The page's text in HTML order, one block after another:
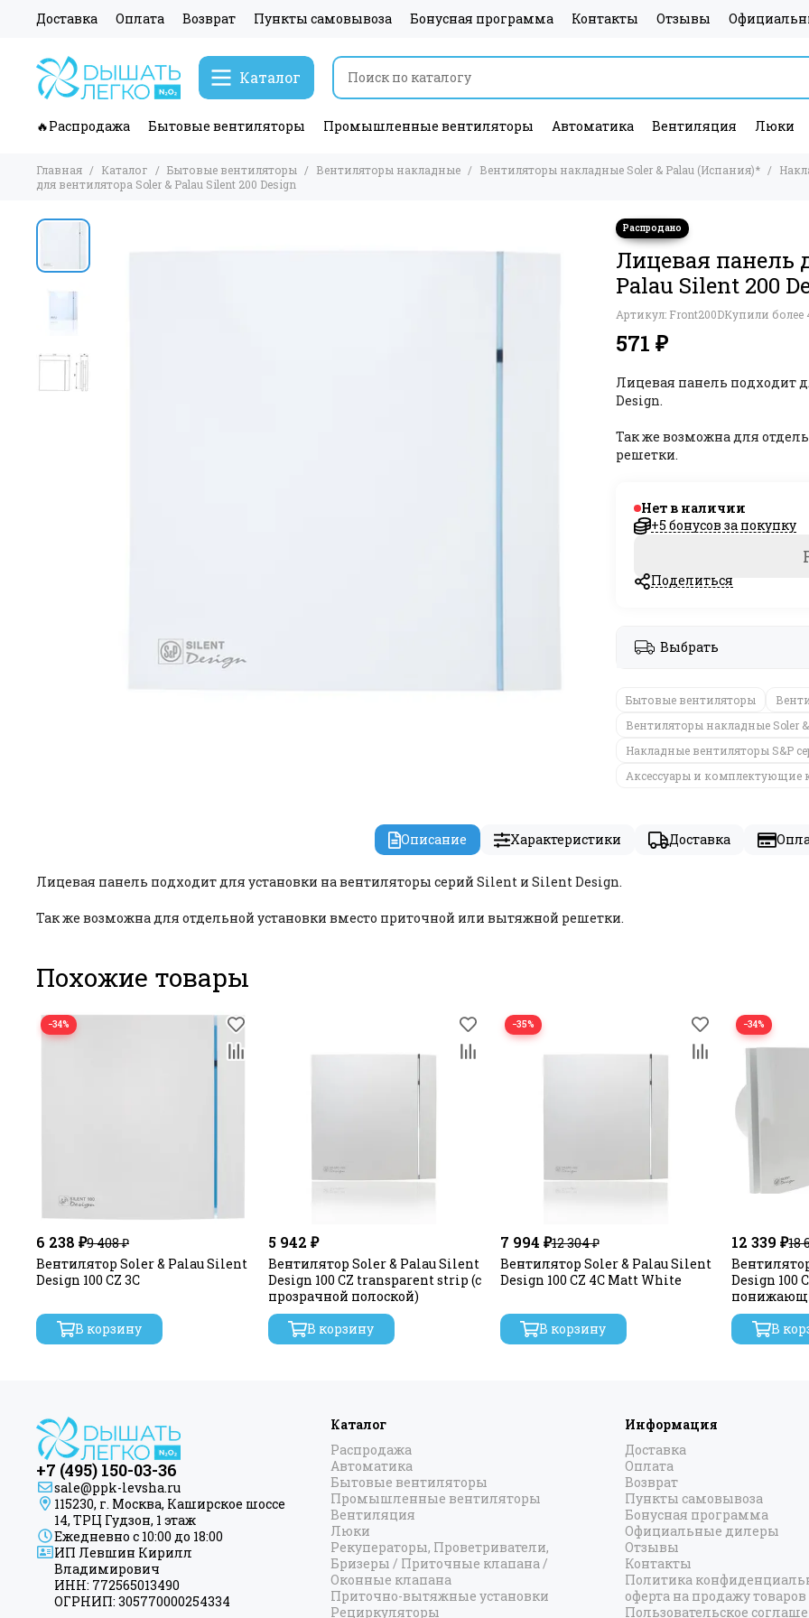
Доставка Оплата Возврат Пункты самовывоза Бонусная программа Контакты Отзывы
Каталог
🔥Распродажа Бытовые вентиляторы Промышленные вентиляторы Автоматика Вентиляция Люки
Главная Каталог Бытовые вентиляторы Вентиляторы накладные Вентиляторы накладные Soler & Palau (Испания)*
для вентилятора Soler & Palau Silent 200 Design
Лицевая панель
Palau Silent 200
Артикул: Front200DКупили более
571 ₽
Лицевая панель подходит
Design.
Так же возможна для
решетки.
Нет в наличии
+5 бонусов за покупку
Поделиться
Выбрать
Бытовые вентиляторы
Вентиляторы накладные Soler
Накладные вентиляторы S&P
Аксессуары и комплектующие
Описание Характеристики Доставка
Лицевая панель подходит для установки на вентиляторы серий Silent и Silent Design.
Так же возможна для отдельной установки вместо приточной или вытяжной решетки.
Похожие товары
−34%
6 238 ₽9 408 ₽
Вентилятор Soler & Palau Silent
Design 100 CZ 3C
В корзину
5 942 ₽
Вентилятор Soler & Palau Silent
Design 100 CZ transparent strip (с
прозрачной полоской)
В корзину
−35%
7 994 ₽12 304 ₽
Вентилятор Soler & Palau Silent
Design 100 CZ 4C Matt White
В корзину
−34%
12 339 ₽18
Design 100
В
+7 (495) 150-03-36
sale@ppk-levsha.ru
115230, г. Москва, Каширское шоссе
14, ТРЦ Гудзон, 1 этаж
Ежедневно с 10:00 до 18:00
ИП Левшин Кирилл
Владимирович
ИНН: 772565013490
ОГРНИП: 305770000254334
Каталог
Распродажа
Автоматика
Бытовые вентиляторы
Промышленные вентиляторы
Вентиляция
Люки
Рекуператоры, Проветриватели,
Бризеры / Приточные клапана /
Оконные клапана
Приточно-вытяжные установки
Рециркуляторы
Информация
Доставка
Оплата
Возврат
Пункты самовывоза
Бонусная программа
Официальные дилеры
Отзывы
Контакты
Политика
оферта на продажу товаров
Пользовательское